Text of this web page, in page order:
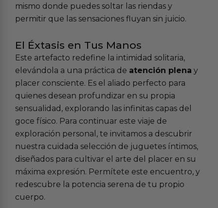
mismo donde puedes soltar las riendas y
permitir que las sensaciones fluyan sin juicio.
El Éxtasis en Tus Manos
Este artefacto redefine la intimidad solitaria,
elevándola a una práctica de atención plena y
placer consciente. Es el aliado perfecto para
quienes desean profundizar en su propia
sensualidad, explorando las infinitas capas del
goce físico. Para continuar este viaje de
exploración personal, te invitamos a descubrir
nuestra cuidada selección de juguetes íntimos,
diseñados para cultivar el arte del placer en su
máxima expresión. Permítete este encuentro, y
redescubre la potencia serena de tu propio
cuerpo.